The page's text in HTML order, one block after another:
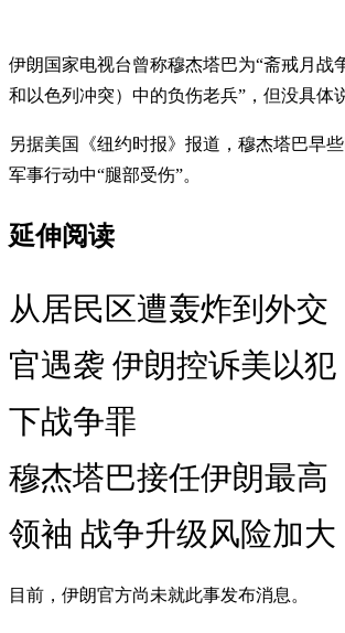
伊朗国家电视台曾称穆杰塔巴为“斋戒月战
和以色列冲突）中的负伤老兵”，但没具体
另据美国《纽约时报》报道，穆杰塔巴早
军事行动中“腿部受伤”。
延伸阅读
从居民区遭轰炸到外交
官遇袭 伊朗控诉美以犯
下战争罪
穆杰塔巴接任伊朗最高
领袖 战争升级风险加大
目前，伊朗官方尚未就此事发布消息。